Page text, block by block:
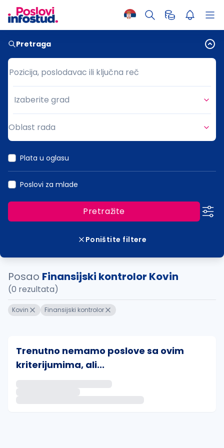
Pretraga
Pozicija, poslodavac ili ključna reč
Pozicija, poslodavac ili ključna reč
Grad
Izaberite grad
Oblast rada
Plata u oglasu
Poslovi za mlade
Pretražite
Poništite filtere
Posao Finansijski kontrolor Kovin
(0 rezultata)
Kovin Finansijski kontrolor
Trenutno nemamo poslove sa ovim
kriterijumima, ali...